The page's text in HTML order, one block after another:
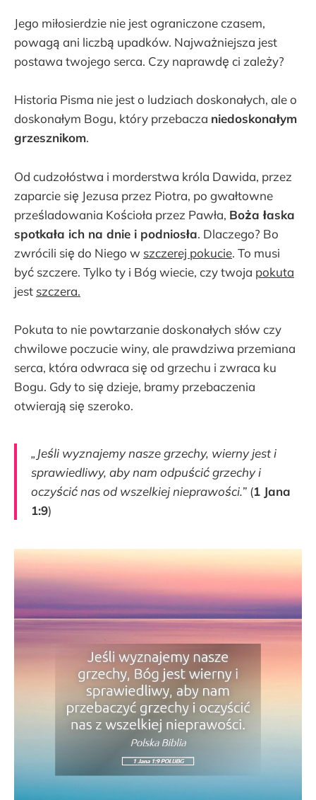
Jego miłosierdzie nie jest ograniczone czasem,
powagą ani liczbą upadków. Najważniejsza jest
postawa twojego serca. Czy naprawdę ci zależy?
Historia Pisma nie jest o ludziach doskonałych, ale o
doskonałym Bogu, który przebacza niedoskonałym
grzesznikom.
Od cudzołóstwa i morderstwa króla Dawida, przez
zaparcie się Jezusa przez Piotra, po gwałtowne
prześladowania Kościoła przez Pawła, Boża łaska
spotkała ich na dnie i podniosła. Dlaczego? Bo
zwrócili się do Niego w szczerej pokucie. To musi
być szczere. Tylko ty i Bóg wiecie, czy twoja pokuta
jest szczera.
Pokuta to nie powtarzanie doskonałych słów czy
chwilowe poczucie winy, ale prawdziwa przemiana
serca, która odwraca się od grzechu i zwraca ku
Bogu. Gdy to się dzieje, bramy przebaczenia
otwierają się szeroko.
„Jeśli wyznajemy nasze grzechy, wierny jest i
sprawiedliwy, aby nam odpuścić grzechy i
oczyścić nas od wszelkiej nieprawości.” (1 Jana
1:9)